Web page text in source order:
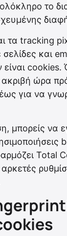
το
τα tracking
και
είναι
ώρα
για να
μπορείς
Total